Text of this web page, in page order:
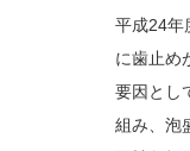
平成24年
に歯止め
要因とし
組み、泡